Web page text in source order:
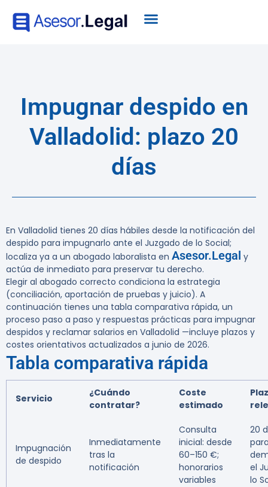
Impugnar despido en
Valladolid: plazo 20
días
En Valladolid tienes 20 días hábiles desde la notificación del
despido para impugnarlo ante el Juzgado de lo Social;
localiza ya a un abogado laboralista en Asesor.Legal y
actúa de inmediato para preservar tu derecho.
Elegir al abogado correcto condiciona la estrategia
(conciliación, aportación de pruebas y juicio). A
continuación tienes una tabla comparativa rápida, un
proceso paso a paso y respuestas prácticas para impugnar
despidos y reclamar salarios en Valladolid —incluye plazos y
costes orientativos actualizados a junio de 2026.
Tabla comparativa rápida
Servicio
¿Cuándo
contratar?
Coste
estimado
Impugnación
de despido
Inmediatamente
tras la
notificación
Consulta
inicial: desde
60–150 €;
honorarios
variables
20
el
lo